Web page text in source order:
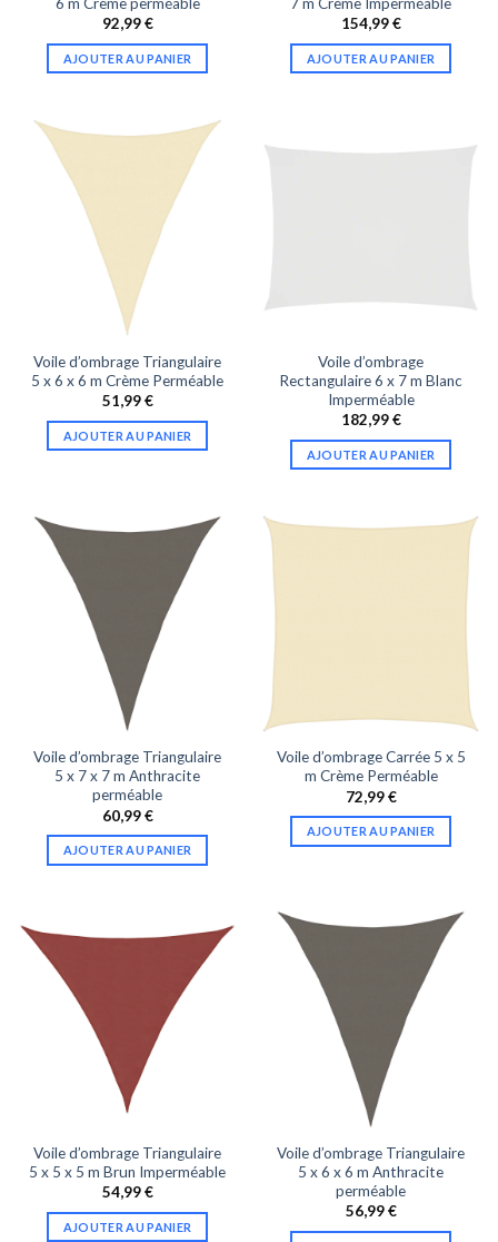
92,99€
AJOUTER AU PANIER
154,99€
AJOUTER AU PANIER
Voile d’ombrage Triangulaire
5 x 6 x 6 m Crème Perméable
51,99€
AJOUTER AU PANIER
Voile d’ombrage
Rectangulaire 6 x 7 m Blanc
Imperméable
182,99€
AJOUTER AU PANIER
Voile d’ombrage Triangulaire
5 x 7 x 7 m Anthracite
perméable
60,99€
AJOUTER AU PANIER
Voile d’ombrage Carrée 5 x 5
m Crème Perméable
72,99€
AJOUTER AU PANIER
Voile d’ombrage Triangulaire
5 x 5 x 5 m Brun Imperméable
54,99€
AJOUTER AU PANIER
Voile d’ombrage Triangulaire
5 x 6 x 6 m Anthracite
perméable
56,99€